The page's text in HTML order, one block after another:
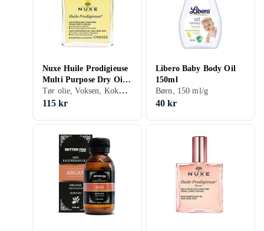
Nuxe Huile Prodigieuse
Multi Purpose Dry Oil
50ml
Tør olie, Voksen, Kokos, Mandel, Citron, Argan, Macadami, Hjulkrone, Tea Tree, Perikum, Geranium, Solsikke, Oliven, Rosmarin, 50 ml/g
115 kr
Libero Baby Body Oil
150ml
Børn, 150 ml/g
40 kr